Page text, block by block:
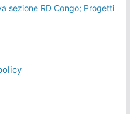
sezione RD Congo; Progetti